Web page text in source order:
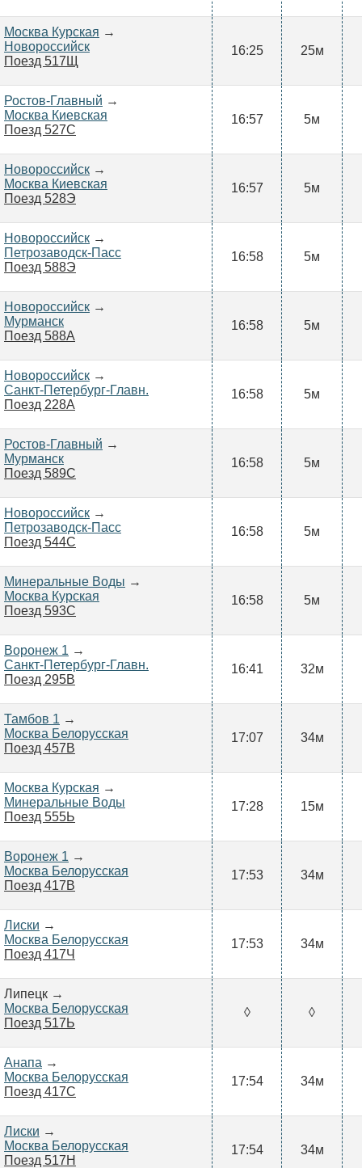
Москва Курская →
Новороссийск
Поезд 517Щ
16:25 25м
Ростов-Главный →
Москва Киевская
Поезд 527С
16:57 5м
Новороссийск →
Москва Киевская
Поезд 528Э
16:57 5м
Новороссийск →
Петрозаводск-Пасс
Поезд 588Э
16:58 5м
Новороссийск →
Мурманск
Поезд 588А
16:58 5м
Новороссийск →
Санкт-Петербург-Главн.
Поезд 228А
16:58 5м
Ростов-Главный →
Мурманск
Поезд 589С
16:58 5м
Новороссийск →
Петрозаводск-Пасс
Поезд 544С
16:58 5м
Минеральные Воды →
Москва Курская
Поезд 593С
16:58 5м
Воронеж 1 →
Санкт-Петербург-Главн.
Поезд 295В
16:41 32м
Тамбов 1 →
Москва Белорусская
Поезд 457В
17:07 34м
Москва Курская →
Минеральные Воды
Поезд 555Ь
17:28 15м
Воронеж 1 →
Москва Белорусская
Поезд 417В
17:53 34м
Лиски →
Москва Белорусская
Поезд 417Ч
17:53 34м
Липецк →
Москва Белорусская
Поезд 517Ь
◊ ◊
Анапа →
Москва Белорусская
Поезд 417С
17:54 34м
Лиски →
Москва Белорусская
Поезд 517Н
17:54 34м